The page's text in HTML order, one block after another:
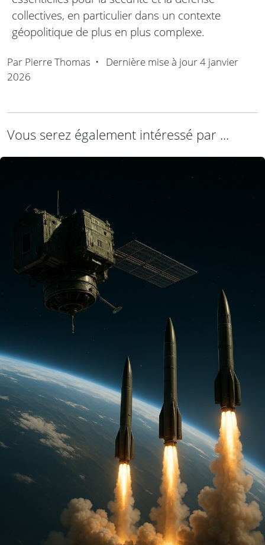
collectives, en particulier dans un contexte
géopolitique de plus en plus complexe.
Par Pierre Thomas • Dernière mise à jour4 janvier
2026
Vous serez également intéressé par ...